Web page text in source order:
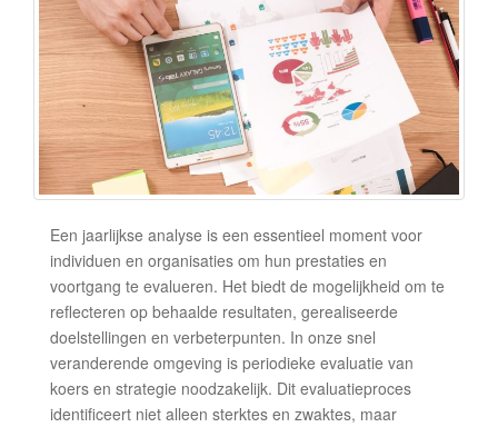
Een jaarlijkse analyse is een essentieel moment voor
individuen en organisaties om hun prestaties en
voortgang te evalueren. Het biedt de mogelijkheid om te
reflecteren op behaalde resultaten, gerealiseerde
doelstellingen en verbeterpunten. In onze snel
veranderende omgeving is periodieke evaluatie van
koers en strategie noodzakelijk. Dit evaluatieproces
identificeert niet alleen sterktes en zwaktes, maar